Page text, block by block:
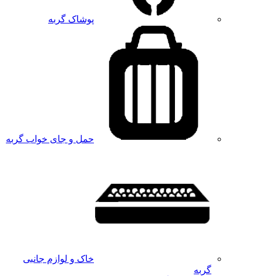
پوشاک گربه
حمل و جای خواب گربه
خاک و لوازم جانبی
گربه